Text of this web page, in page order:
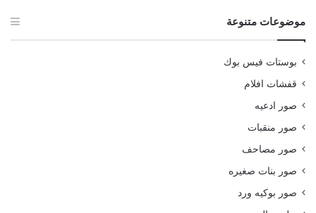
موضوعات متنوعة
بوستات فيس بوك
قفشات افلام
صور ادعيه
صور منقبات
صور مصاحف
صور بنات صغيره
صور بوكيه ورد